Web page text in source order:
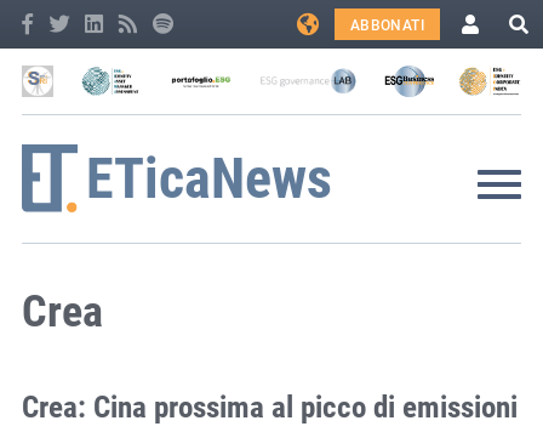
ABBONATI
Crea
Crea: Cina prossima al picco di emissioni